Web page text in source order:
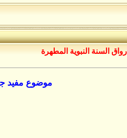
رواق السنة النبوية المطهرة
موضوع مفيد